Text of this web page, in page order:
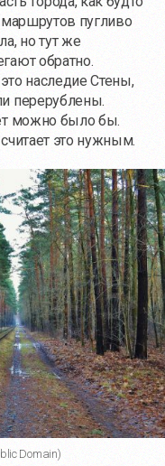
маршрутов пугливо
но тут же
обратно.
наследие Стены,
перерублены.
можно было бы.
это нужным.
Domain)